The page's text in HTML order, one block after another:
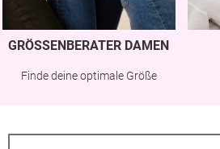
GRÖSSENBERATER DAMEN
Finde deine optimale Größe